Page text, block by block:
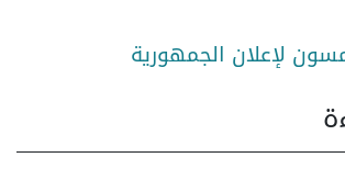
لإعلان الجمهورية